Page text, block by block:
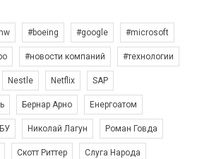
#boeing #google #microsoft
#новости компаний #технологии
Nestle Netflix SAP
Бернар Арно Енергоатом
Николай Лагун Роман Говда
Скотт Риттер Слуга Народа